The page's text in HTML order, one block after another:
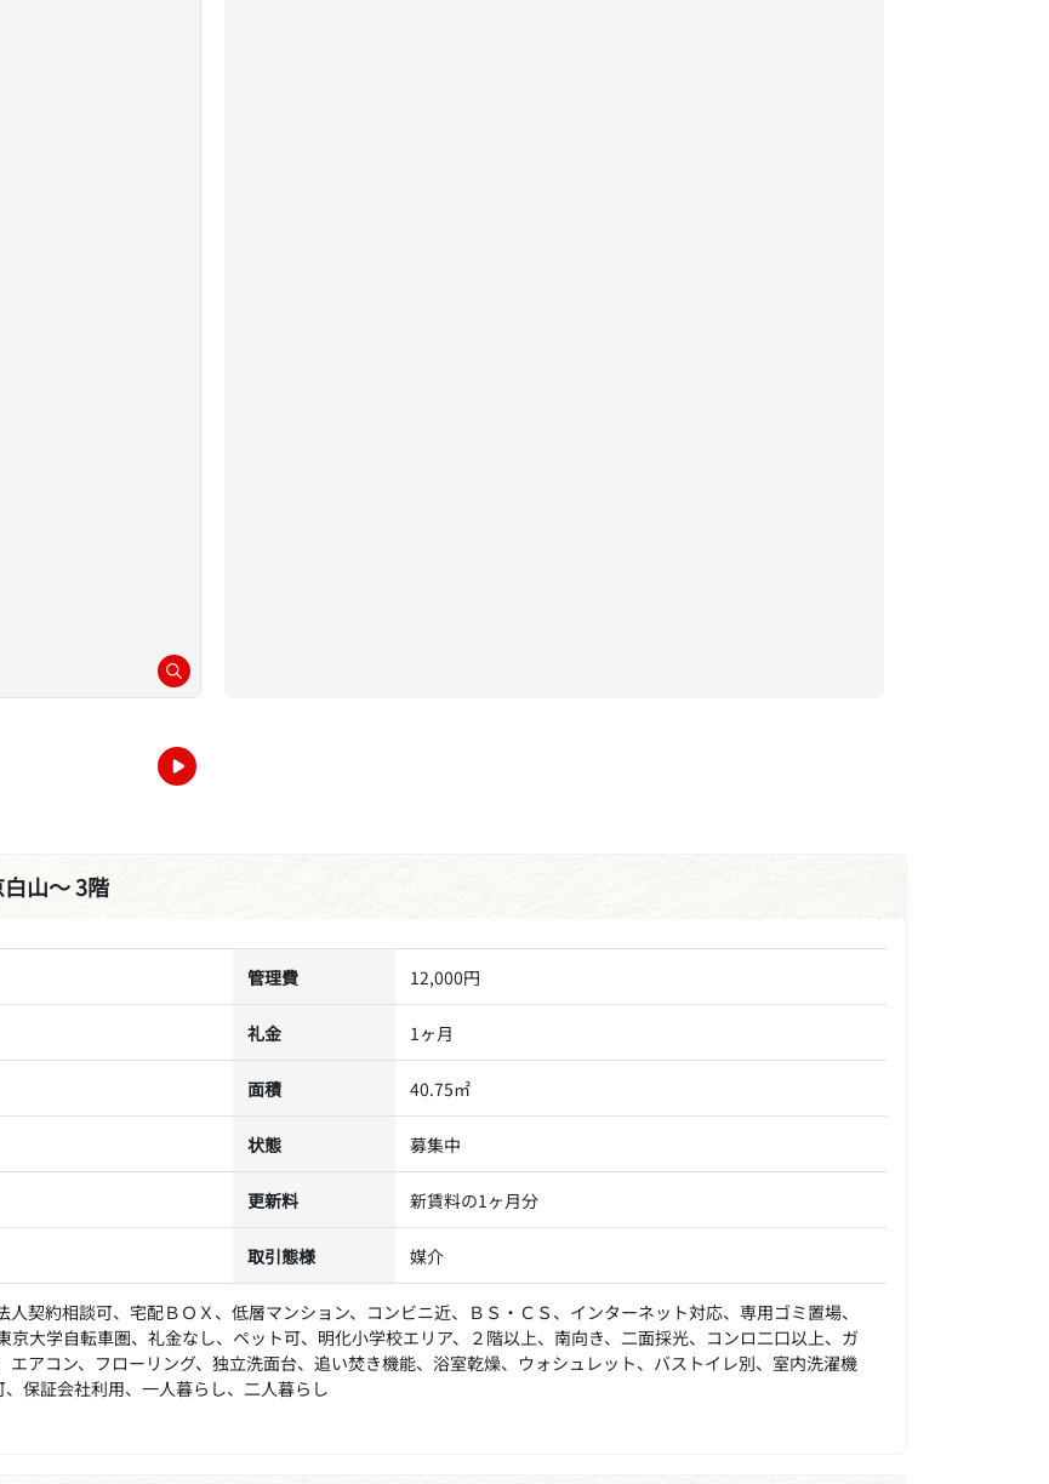
山～ 3階
管理費 12,000円
礼金 1ヶ月
面積 40.75㎡
状態 募集中
更新料 新賃料の1ヶ月分
取引態様 媒介
人契約相談可、宅配ＢＯＸ、低層マンション、コンビニ近、ＢＳ・ＣＳ、インターネット対応、専用ゴミ置場、
京大学自転車圏、礼金なし、ペット可、明化小学校エリア、２階以上、南向き、二面採光、コンロ二口以上、ガ
エアコン、フローリング、独立洗面台、追い焚き機能、浴室乾燥、ウォシュレット、バストイレ別、室内洗濯機
保証会社利用、一人暮らし、二人暮らし